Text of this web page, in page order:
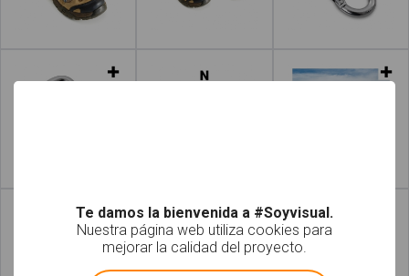
Te damos la bienvenida a #Soyvisual.
Nuestra página web utiliza cookies para
mejorar la calidad del proyecto.
! Not valid!